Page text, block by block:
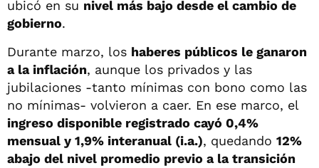
ubicó en su nivel más bajo desde el cambio de
gobierno.
Durante marzo, los haberes públicos le ganaron
a la inflación, aunque los privados y las
jubilaciones -tanto mínimas con bono como las
no mínimas- volvieron a caer. En ese marco, el
ingreso disponible registrado cayó 0,4%
mensual y 1,9% interanual (i.a.), quedando 12%
abajo del nivel promedio previo a la transición